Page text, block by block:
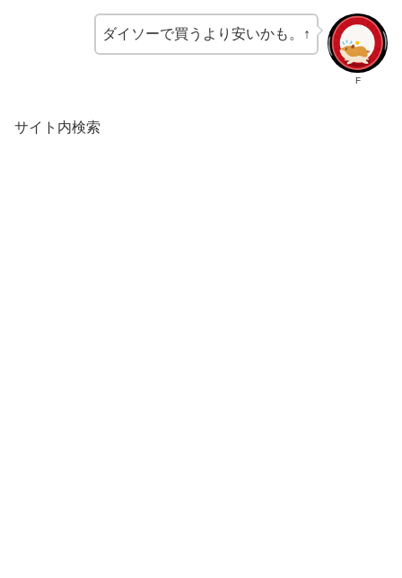
F
ダイソーで買うより安いかも。↑
サイト内検索